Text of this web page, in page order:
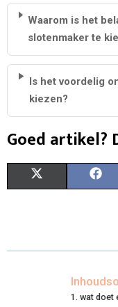
Waarom is het
slotenmaker te
Is het voordelig
kiezen?
Goed artikel?
R
W R
O
E
O
wat doet